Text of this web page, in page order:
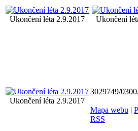
Ukončení léta 2.9.2017 Ukončení
Ukončení léta 2.9.2017
3029749/
Mapa webu |
RSS